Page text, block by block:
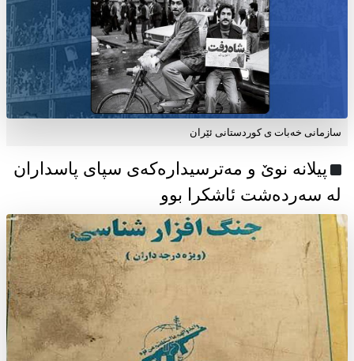
سازمانی خەبات ی كوردستانی ئێران
پیلانە نوێ و مەترسیدارەکەی سپای پاسداران
لە سەردەشت ئاشکرا بوو